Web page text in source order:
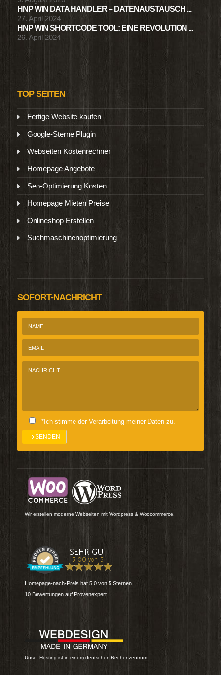
HNP WIN DATA HANDLER – DATENAUSTAUSCH ...
27. April 2024
HNP WIN SHORTCODE TOOL: EINE REVOLUTION ...
26. April 2024
TOP SEITEN
Fertige Website kaufen
Google-Sterne Plugin
Webseiten Kostenrechner
Homepage Angebote
Seo-Optimierung Kosten
Homepage Mieten Preise
Onlineshop Erstellen
Suchmaschinenoptimierung
SOFORT-NACHRICHT
*Ich stimme der Verarbeitung meiner Daten zu.
Wir erstellen moderne Webseiten mit Wordpress & Woocommerce.
Homepage-nach-Preis hat 5.0 von 5 Sternen
10 Bewertungen auf Provenexpert
Unser Hosting ist in einem deutschen Rechenzentrum.